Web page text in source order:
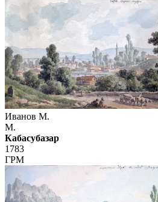
Иванов М.
М.
Кабасубазар
1783
ГРМ